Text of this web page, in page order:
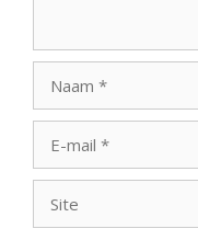
mail